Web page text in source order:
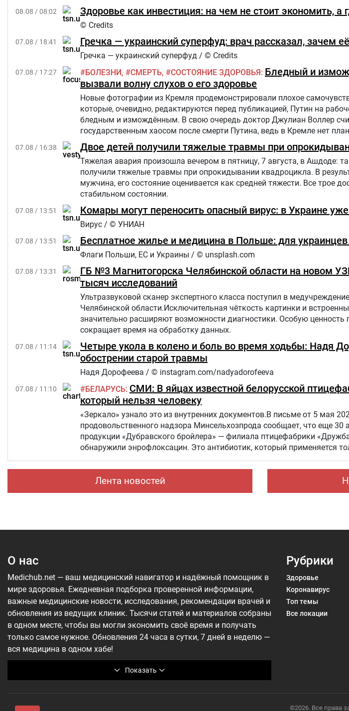
08.08 / 08:02 Здоровье как инвестиция: на чем не стоит экономить, а
© Credits
07.08 / 18:41 Гречка — украинский суперфуд: врач рассказал, зачем
Гречка — украинский суперфуд / © Credits
07.08 / 17:27 БОЛЕЗНИ СМЕРТЬ СОСТОЯНИЕ ЗДОРОВЬЯ Бледный и
вызвали волну слухов о его здоровье
Новые фотографии из Кремля продемонстрировали плохое
которые, очевидно, редактируются перед публикацией, Путин на
бледным и измождённым. В свою очередь доктор Джулиан Воллер
государственным хаосом после смерти Путина, ведь в Кремле нет
Star.
07.08 / 16:38 Двое детей получили тяжелые травмы при
Тяжелая авария произошла вечером в пятницу, 7 августа, в Ашдоде:
получили тяжелые травмы при опрокидывании квадроцикла. В
мужчина, его состояние оценивается как средней тяжести. Все трое
стабильном состоянии.
07.08 / 13:51 Комары могут переносить опасный вирус: в Украине
Вирус / © УНИАН
07.08 / 13:51 Бесплатное жилье и медицина в Польше: для
Флаги Польши, ЕС и Украины / © unsplash.com
07.08 / 13:31
ГБ №3 Магнитогорска Челябинской области на новом
тысяч исследований
Ультразвуковой сканер экспертного класса поступил в
Челябинской области.Исключительная чёткость картинки и
значительно расширяют возможности диагностики. Особую
сокращает время на обработку данных.
07.08 / 11:14
Четыре укола в колено и боль во время ходьбы: Надя
обострении старой травмы
Надя Дорофеева / © instagram.com/nadyadorofeeva
07.08 / 11:10 БЕЛАРУСЬ СМИ: В яйцах известной белорусской
который нельзя человеку
«Зеркало» узнало это из внутренних документов.В письме от 5 мая
продовольственного надзора Минсельхозпрода сообщает, что еще
продукции «Дубравского бройлера» — филиала птицефабрики
обнаружили энрофлоксацин. Это антибиотик, который применяется
сельскохозяйственных, домашних животных и птиц.
Лента новостей
О нас
Показать
Medichub.net — ваш медицинский навигатор и надёжный помощник в
мире здоровья. Ежедневная подборка проверенной информации,
важные медицинские новости, исследования, рекомендации врачей и
обновления из ведущих клиник. Тысячи статей и материалов собраны
в одном месте, чтобы вы могли экономить своё время и получать
только самое нужное. Обновления 24 часа в сутки, 7 дней в неделю —
вся медицина в одном хабе!
Рубрики
Здоровье
Коронавирус
Топ темы
Все локации
©2026. Все права